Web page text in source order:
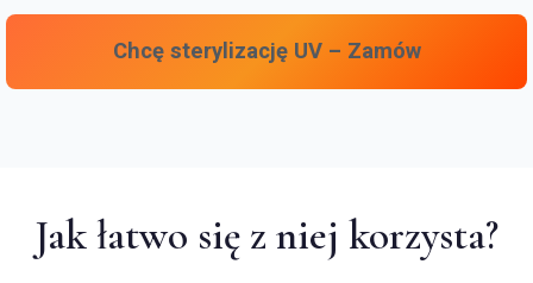
Chcę sterylizację UV – Zamów
Jak łatwo się z niej korzysta?